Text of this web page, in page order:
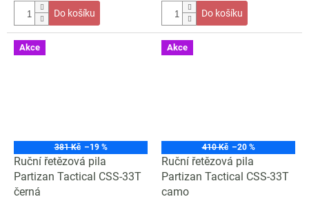
Do košíku Do košíku
Akce
381 Kč –19 %
Ruční řetězová pila
Partizan Tactical CSS-33T
černá
Akce
410 Kč –20 %
Ruční řetězová pila
Partizan Tactical CSS-33T
camo